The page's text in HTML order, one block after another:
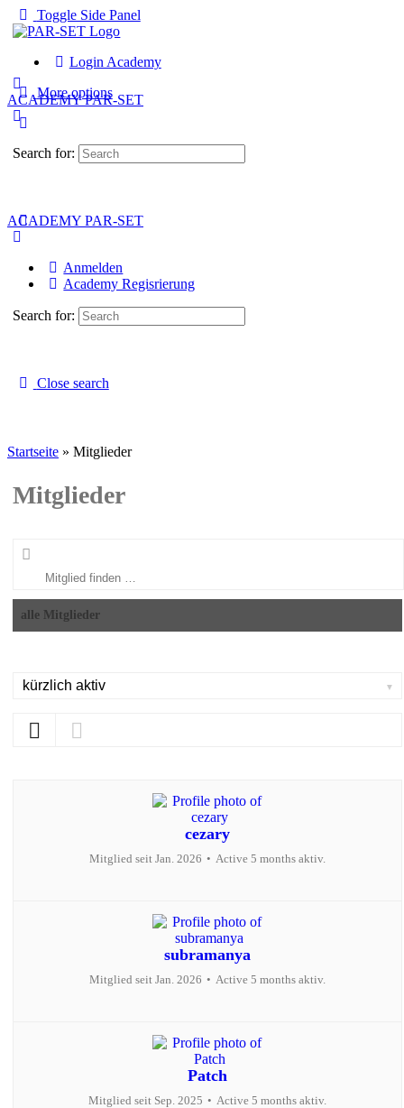
Toggle Side Panel
Login Academy
More options
ACADEMY PAR-SET
Search for:
ACADEMY PAR-SET
Anmelden
Academy Regisrierung
Search for:
Close search
Startseite » Mitglieder
Mitglieder
Mitglied
finden
alle Mitglieder
cezary
Mitglied seit Jan. 2026 • Active 5 months aktiv.
subramanya
Mitglied seit Jan. 2026 • Active 5 months aktiv.
Patch
Mitglied seit Sep. 2025 • Active 5 months aktiv.